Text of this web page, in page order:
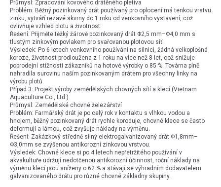
Průmysl: Zpracování kovového drátěného pletiva
Problém: Běžný pozinkovaný drát používaný pro oplocení má tenkou vrstvu
zinku, vytváří rezavé skvrny do 1 roku od venkovního vystavení, což
ovlivňuje vzhled plotu a životnost.
Řešení: Přijměte těžký žárově pozinkovaný drát Φ2,5 mm–Φ4,0 mm s
tlustým zinkovým povlakem pro svařovanou plotovou síť.
Výsledek: Po 6 letech venkovního používání na silnici, žádná velkoplošná
koroze, životnost prodloužena z 1 roku na více než 8 let, což snižuje
poprodejní stížnosti zákazníků na hotové výrobky o 85 %. Továrna plně
nahradila surovinu naším pozinkovaným drátem pro všechny linky na
výrobu plotů.
Případ 3: Projekt výroby zemědělských chovných sítí a klecí (Vietnam
Aquaculture Co., Ltd.)
Průmysl: Zemědělské chovné železářství
Problém: Farmářský drát je po celý rok v kontaktu s vlhkou vodou a
hnojem, běžný pozinkovaný drát rychle koroduje, chovné klece se často
deformují a lámou, což zvyšuje náklady na výměnu.
Řešení: Zakázkový středně silný elektrogalvanizovaný drát Φ1,8mm–
Φ3,0mm se zvýšenou antikorozní zinkovou vrstvou.
Výsledek: Chovné klece si po 4 letech nepřetržitého používání v
akvakultuře udržují nedotčenou antikorozní účinnost, roční náklady na
výměnu klecí jsou sníženy o 62 % a stávají se výhradním dodavatelem
galvanizovaného drátu pro různé chovné základny skupiny.